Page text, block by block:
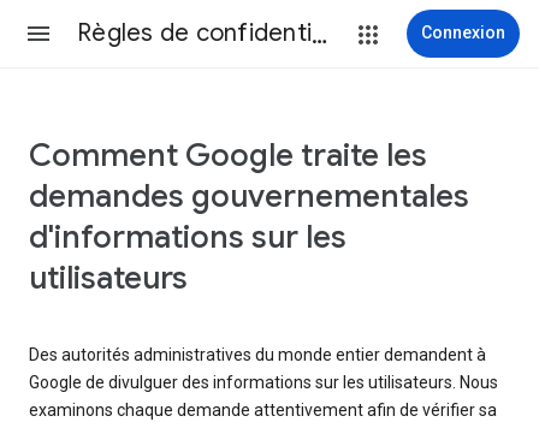
Règles de confidentialité et conditions d’utilisation Connexion
Comment Google traite les
demandes gouvernementales
d'informations sur les
utilisateurs
Des autorités administratives du monde entier demandent à
Google de divulguer des informations sur les utilisateurs. Nous
examinons chaque demande attentivement afin de vérifier sa